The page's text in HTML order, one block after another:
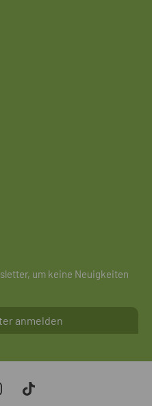
um keine Neuigkeiten
anmelden